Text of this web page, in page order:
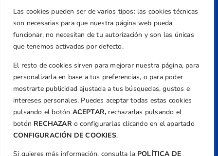
Las cookies pueden ser de varios tipos: las cookies técnicas
son necesarias para que nuestra página web pueda
funcionar, no necesitan de tu autorización y son las únicas
que tenemos activadas por defecto.
El resto de cookies sirven para mejorar nuestra página, para
personalizarla en base a tus preferencias, o para poder
mostrarte publicidad ajustada a tus búsquedas, gustos e
intereses personales. Puedes aceptar todas estas cookies
pulsando el botón ACEPTAR, rechazarlas pulsando el
botón RECHAZARo configurarlas clicando en el apartado
CONFIGURACIÓN DE COOKIES.
Si quieres más información, consulta la POLÍTICA DE
+34 961 367 799
Email
federacion@golfcv.com
Aviso Legal
Política de Privacidad
Transparencia
Normativa
Federación